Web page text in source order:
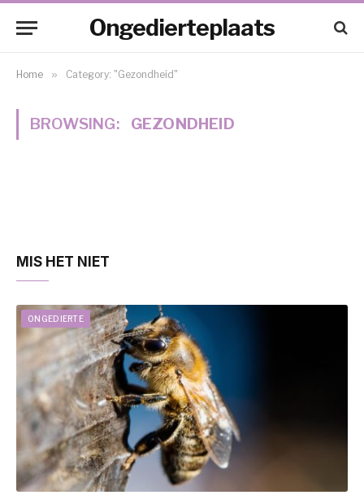
Ongedierteplaats
Home » Category: "Gezondheid"
BROWSING: GEZONDHEID
MIS HET NIET
ONGEDIERTE